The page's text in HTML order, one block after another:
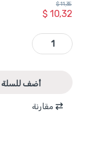
$10,32
$11,35
WFF5505 - منظم فلتر هواء 1/4 انش 80 CC ماركة WADFOW quantity
أضف للسلة
مقارنة